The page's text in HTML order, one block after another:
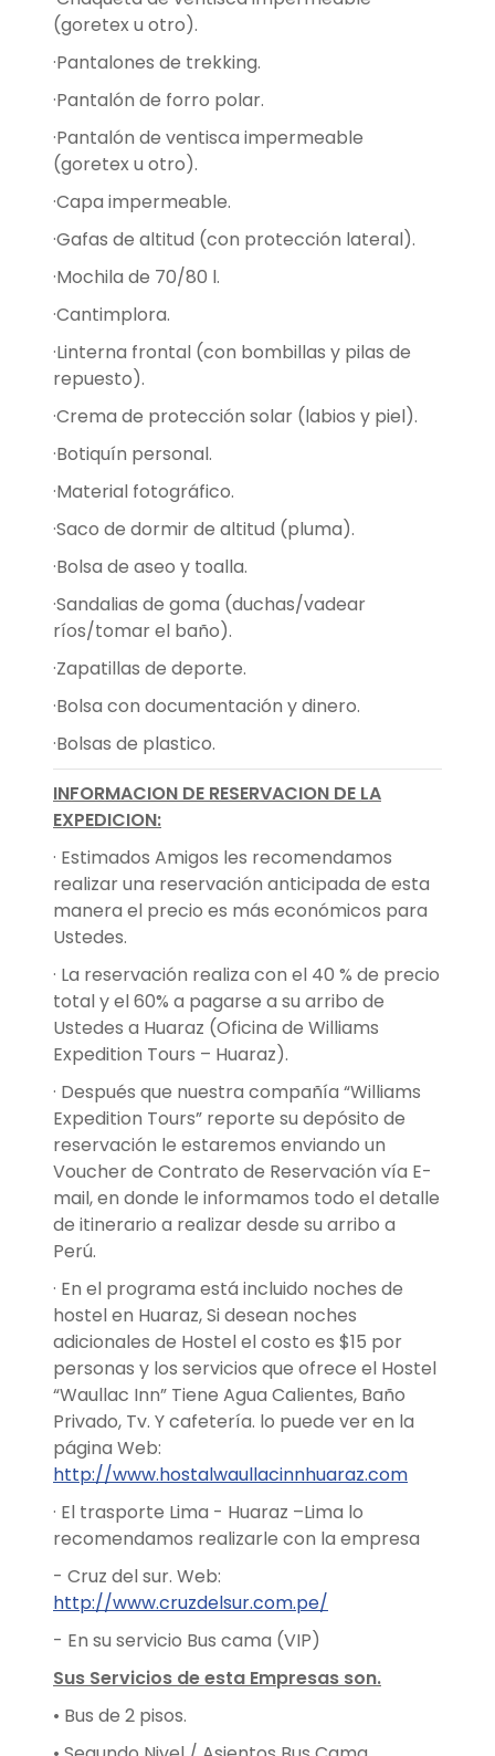
(goretex u otro).
·Pantalones de trekking.
·Pantalón de forro polar.
·Pantalón de ventisca impermeable
(goretex u otro).
·Capa impermeable.
·Gafas de altitud (con protección lateral).
·Mochila de 70/80 l.
·Cantimplora.
·Linterna frontal (con bombillas y pilas de
repuesto).
·Crema de protección solar (labios y piel).
·Botiquín personal.
·Material fotográfico.
·Saco de dormir de altitud (pluma).
·Bolsa de aseo y toalla.
·Sandalias de goma (duchas/vadear
ríos/tomar el baño).
·Zapatillas de deporte.
·Bolsa con documentación y dinero.
·Bolsas de plastico.
INFORMACION DE RESERVACION DE LA
EXPEDICION:
· Estimados Amigos les recomendamos
realizar una reservación anticipada de esta
manera el precio es más económicos para
Ustedes.
· La reservación realiza con el 40 % de precio
total y el 60% a pagarse a su arribo de
Ustedes a Huaraz (Oficina de Williams
Expedition Tours – Huaraz).
· Después que nuestra compañía “Williams
Expedition Tours” reporte su depósito de
reservación le estaremos enviando un
Voucher de Contrato de Reservación vía E-
mail, en donde le informamos todo el detalle
de itinerario a realizar desde su arribo a
Perú.
· En el programa está incluido noches de
hostel en Huaraz, Si desean noches
adicionales de Hostel el costo es $15 por
personas y los servicios que ofrece el Hostel
“Waullac Inn” Tiene Agua Calientes, Baño
Privado, Tv. Y cafetería. lo puede ver en la
página Web:
http://www.hostalwaullacinnhuaraz.com
· El trasporte Lima - Huaraz –Lima lo
recomendamos realizarle con la empresa
- Cruz del sur. Web:
http://www.cruzdelsur.com.pe/
- En su servicio Bus cama (VIP)
Sus Servicios de esta Empresas son.
• Bus de 2 pisos.